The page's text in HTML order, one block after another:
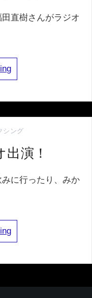
直樹さんがラジオ
シング
演！
に行ったり、みか